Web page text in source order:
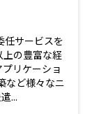
任サービスを
上の豊富な経
リケーショ
など様々なニ
...